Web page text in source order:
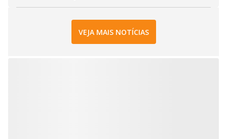
VEJA MAIS NOTÍCIAS